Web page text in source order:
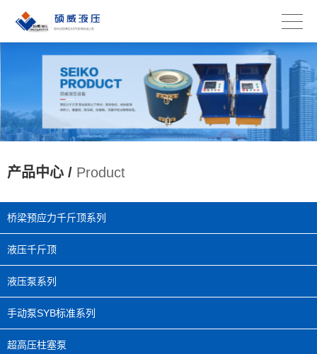
产品中心 / Product
桥梁预应力千斤顶系列
液压千斤顶
液压泵系列
手动泵SYB标准系列
超高压柱塞泵